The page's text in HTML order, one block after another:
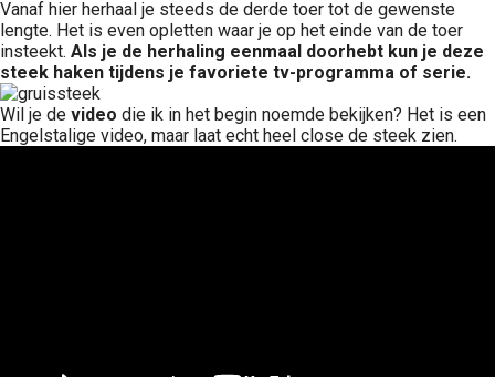
Vanaf hier herhaal je steeds de derde toer tot de gewenste
lengte. Het is even opletten waar je op het einde van de toer
insteekt. Als je de herhaling eenmaal doorhebt kun je deze
steek haken tijdens je favoriete tv-programma of serie.
Wil je de video die ik in het begin noemde bekijken? Het is een
Engelstalige video, maar laat echt heel close de steek zien.